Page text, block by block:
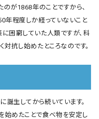
が1868年のことですから、
年程度しか経っていないこと
困窮していた人類ですが、科
対抗し始めたところなのです。
生してから続いています。
始めたことで食べ物を安定し